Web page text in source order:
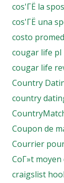
cos'ГЁ la
cos'ГЁ una
costo
cougar life pl
cougar life
Country
country
Coupon de
Courrier
CoГ»t
craigslist